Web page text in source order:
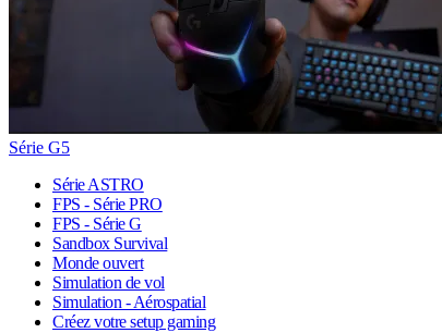
Série G5
Série ASTRO
FPS - Série PRO
FPS - Série G
Sandbox Survival
Monde ouvert
Simulation de vol
Simulation - Aérospatial
Créez votre setup gaming